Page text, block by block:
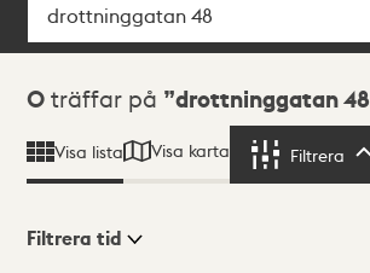
Sökresultat
0 träffar på drottninggatan 48
Visa lista Visa karta Filtrera
Filtrera tid